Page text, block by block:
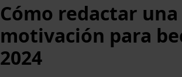
Cómo redactar
motivación para
2024